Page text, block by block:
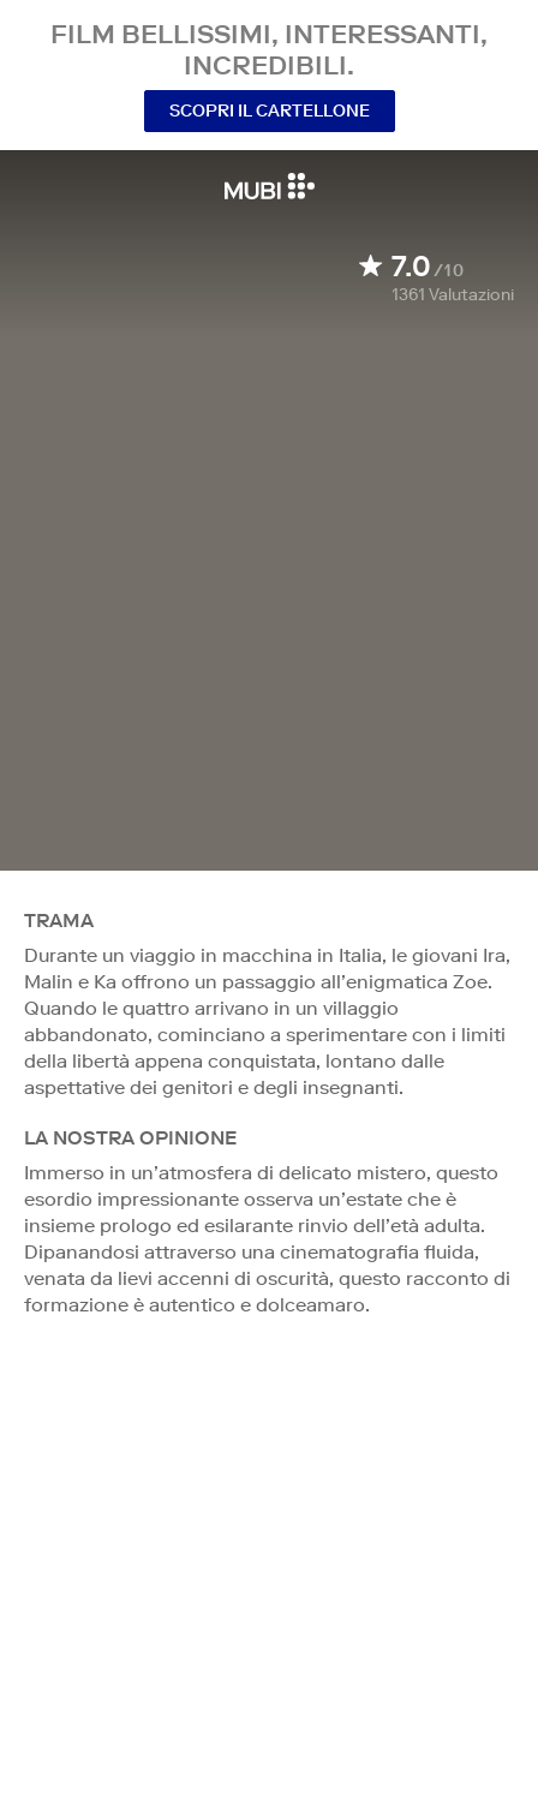
FILM BELLISSIMI, INTERESSANTI,
INCREDIBILI.
SCOPRI IL CARTELLONE
7.0/10
1361 Valutazioni
TRAMA
Durante un viaggio in macchina in Italia, le giovani Ira,
Malin e Ka offrono un passaggio all’enigmatica Zoe.
Quando le quattro arrivano in un villaggio
abbandonato, cominciano a sperimentare con i limiti
della libertà appena conquistata, lontano dalle
aspettative dei genitori e degli insegnanti.
LA NOSTRA OPINIONE
Immerso in un’atmosfera di delicato mistero, questo
esordio impressionante osserva un’estate che è
insieme prologo ed esilarante rinvio dell’età adulta.
Dipanandosi attraverso una cinematografia fluida,
venata da lievi accenni di oscurità, questo racconto di
formazione è autentico e dolceamaro.